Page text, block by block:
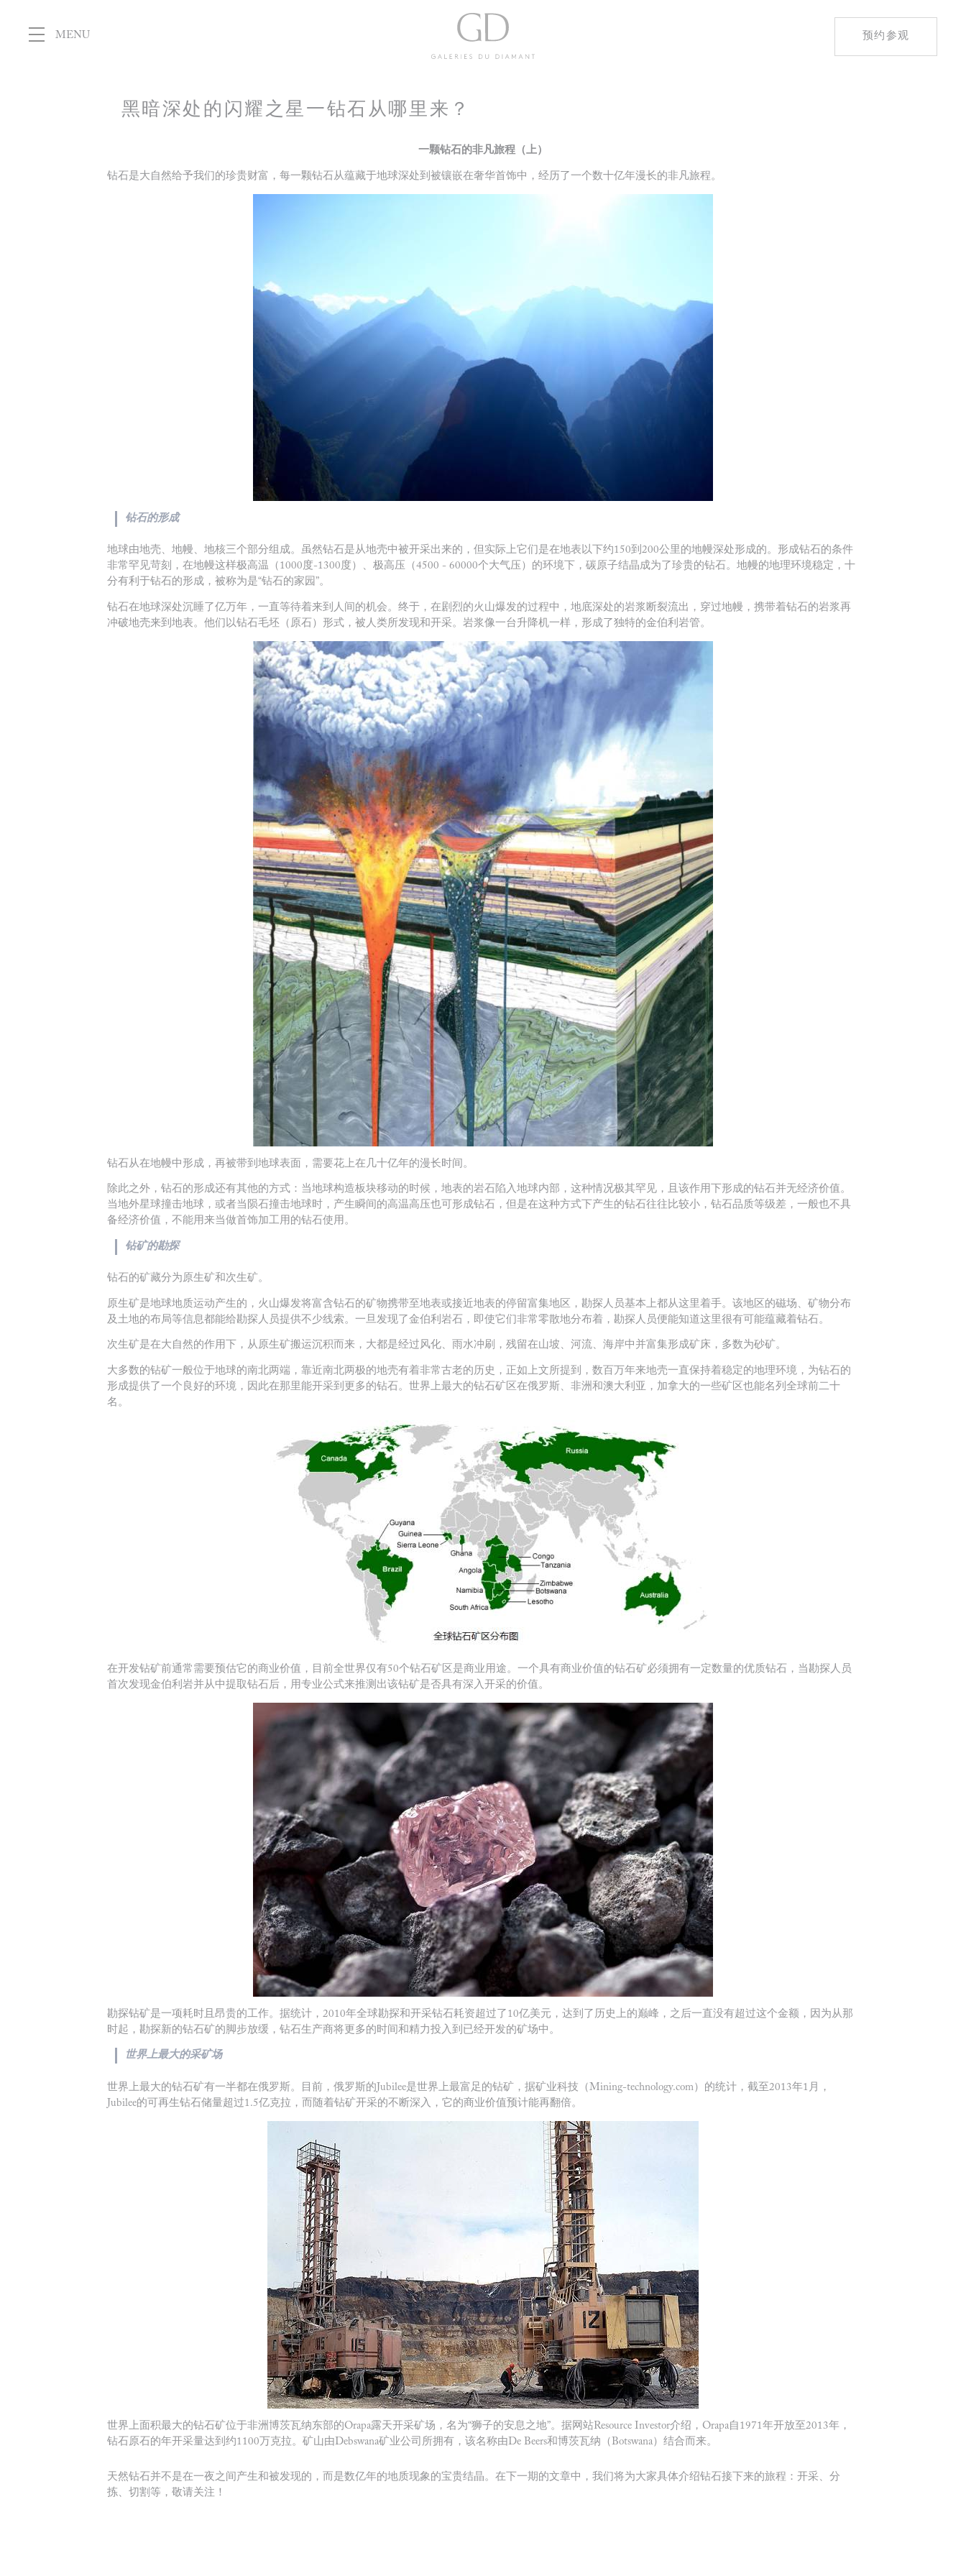
du Diamant
MENU 预约参观
黑暗深处的闪耀之星一钻石从哪里来？
一颗钻石的非凡旅程（上）
钻石是大自然给予我们的珍贵财富，每一颗钻石从蕴藏于地球深处到被镶嵌在奢华首饰中，经历了一个数十亿年漫长的非凡旅程。
钻石的形成
地球由地壳、地幔、地核三个部分组成。虽然钻石是从地壳中被开采出来的，但实际上它们是在地表以下约150到200公里的地幔深处形成的。形成钻石的条件
非常罕见苛刻，在地幔这样极高温（1000度-1300度）、极高压（4500 - 60000个大气压）的环境下，碳原子结晶成为了珍贵的钻石。地幔的地理环境稳定，十
分有利于钻石的形成，被称为是“钻石的家园”。
钻石在地球深处沉睡了亿万年，一直等待着来到人间的机会。终于，在剧烈的火山爆发的过程中，地底深处的岩浆断裂流出，穿过地幔，携带着钻石的岩浆再
冲破地壳来到地表。他们以钻石毛坯（原石）形式，被人类所发现和开采。岩浆像一台升降机一样，形成了独特的金伯利岩管。
钻石从在地幔中形成，再被带到地球表面，需要花上在几十亿年的漫长时间。
除此之外，钻石的形成还有其他的方式：当地球构造板块移动的时候，地表的岩石陷入地球内部，这种情况极其罕见，且该作用下形成的钻石并无经济价值。
当地外星球撞击地球，或者当陨石撞击地球时，产生瞬间的高温高压也可形成钻石，但是在这种方式下产生的钻石往往比较小，钻石品质等级差，一般也不具
备经济价值，不能用来当做首饰加工用的钻石使用。
钻矿的勘探
钻石的矿藏分为原生矿和次生矿。
原生矿是地球地质运动产生的，火山爆发将富含钻石的矿物携带至地表或接近地表的停留富集地区，勘探人员基本上都从这里着手。该地区的磁场、矿物分布
及土地的布局等信息都能给勘探人员提供不少线索。一旦发现了金伯利岩石，即使它们非常零散地分布着，勘探人员便能知道这里很有可能蕴藏着钻石。
次生矿是在大自然的作用下，从原生矿搬运沉积而来，大都是经过风化、雨水冲刷，残留在山坡、河流、海岸中并富集形成矿床，多数为砂矿。
大多数的钻矿一般位于地球的南北两端，靠近南北两极的地壳有着非常古老的历史，正如上文所提到，数百万年来地壳一直保持着稳定的地理环境，为钻石的
形成提供了一个良好的环境，因此在那里能开采到更多的钻石。世界上最大的钻石矿区在俄罗斯、非洲和澳大利亚，加拿大的一些矿区也能名列全球前二十
名。
在开发钻矿前通常需要预估它的商业价值，目前全世界仅有50个钻石矿区是商业用途。一个具有商业价值的钻石矿必须拥有一定数量的优质钻石，当勘探人员
首次发现金伯利岩并从中提取钻石后，用专业公式来推测出该钻矿是否具有深入开采的价值。
勘探钻矿是一项耗时且昂贵的工作。据统计，2010年全球勘探和开采钻石耗资超过了10亿美元，达到了历史上的巅峰，之后一直没有超过这个金额，因为从那
时起，勘探新的钻石矿的脚步放缓，钻石生产商将更多的时间和精力投入到已经开发的矿场中。
世界上最大的采矿场
世界上最大的钻石矿有一半都在俄罗斯。目前，俄罗斯的Jubilee是世界上最富足的钻矿，据矿业科技（Mining-technology.com）的统计，截至2013年1月，
Jubilee的可再生钻石储量超过1.5亿克拉，而随着钻矿开采的不断深入，它的商业价值预计能再翻倍。
世界上面积最大的钻石矿位于非洲博茨瓦纳东部的Orapa露天开采矿场，名为“狮子的安息之地”。据网站Resource Investor介绍，Orapa自1971年开放至2013年，
钻石原石的年开采量达到约1100万克拉。矿山由Debswana矿业公司所拥有，该名称由De Beers和博茨瓦纳（Botswana）结合而来。
天然钻石并不是在一夜之间产生和被发现的，而是数亿年的地质现象的宝贵结晶。在下一期的文章中，我们将为大家具体介绍钻石接下来的旅程：开采、分
拣、切割等，敬请关注！